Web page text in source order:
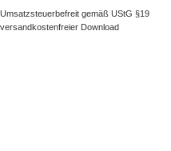
Umsatzsteuerbefreit gemäß UStG §19
versandkostenfreier Download